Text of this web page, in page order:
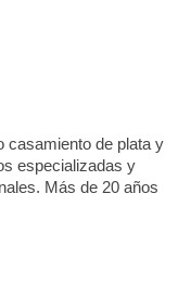
casamiento de plata y
especializadas y
Más de 20 años